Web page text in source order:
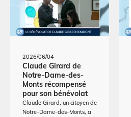
2026/06/04
Claude Girard de
Notre-Dame-des-
Monts récompensé
pour son bénévolat
Claude Girard, un citoyen de
Notre-Dame-des-Monts, a